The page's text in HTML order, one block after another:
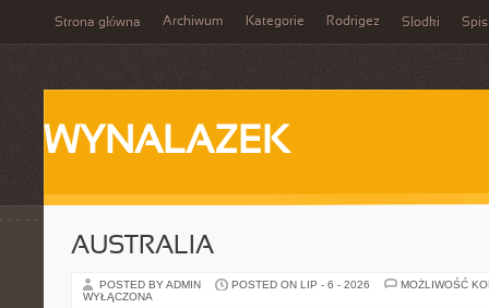
Strona główna Archiwum Kategorie Rodrigez Słodki Spis
WYNALAZEK
AUSTRALIA
POSTED BY ADMIN POSTED ON LIP - 6 - 2026
MOŻLIWOŚĆ
WYŁĄCZONA